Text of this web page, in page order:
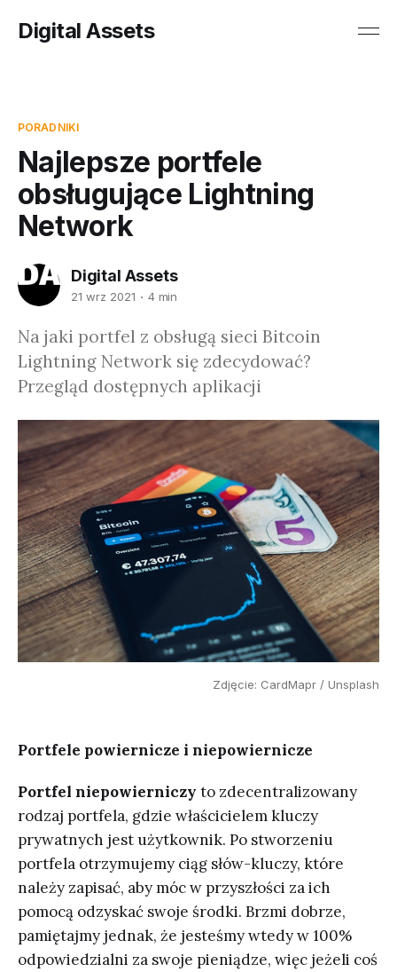
Digital Assets
PORADNIKI
Najlepsze portfele
obsługujące Lightning
Network
Digital Assets
21 wrz 2021 4 min
Na jaki portfel z obsługą sieci Bitcoin
Lightning Network się zdecydować?
Przegląd dostępnych aplikacji
Zdjęcie: CardMapr / Unsplash
Portfele powiernicze i niepowiernicze
Portfel niepowierniczy to zdecentralizowany
rodzaj portfela, gdzie właścicielem kluczy
prywatnych jest użytkownik. Po stworzeniu
portfela otrzymujemy ciąg słów-kluczy, które
należy zapisać, aby móc w przyszłości za ich
pomocą odzyskać swoje środki. Brzmi dobrze,
pamiętajmy jednak, że jesteśmy wtedy w 100%
odpowiedzialni za swoje pieniądze, więc jeżeli coś